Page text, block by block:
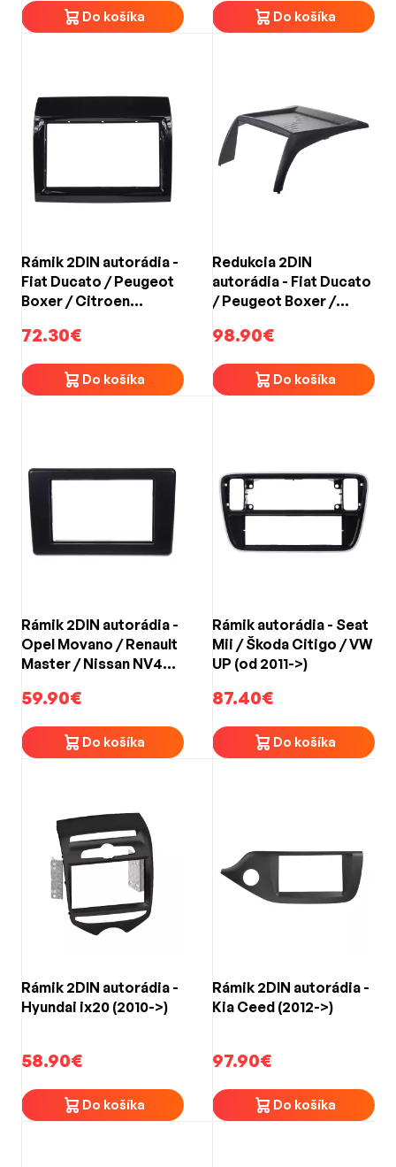
Do košíka Do košíka
Rámik 2DIN autorádia -
Fiat Ducato / Peugeot
Boxer / Citroen
OEM autorádiom SONY
72.30€
Do košíka
Redukcia 2DIN
autorádia - Fiat Ducato
/ Peugeot Boxer /
2006)
98.90€
Do košíka
Rámik 2DIN autorádia -
Opel Movano / Renault
Master / Nissan NV400
59.90€
Do košíka
Rámik autorádia - Seat
Mii / Škoda Citigo / VW
UP (od 2011->)
87.40€
Do košíka
Rámik 2DIN autorádia -
Hyundai ix20 (2010->)
58.90€
Do košíka
Rámik 2DIN autorádia -
Kia Ceed (2012->)
97.90€
Do košíka